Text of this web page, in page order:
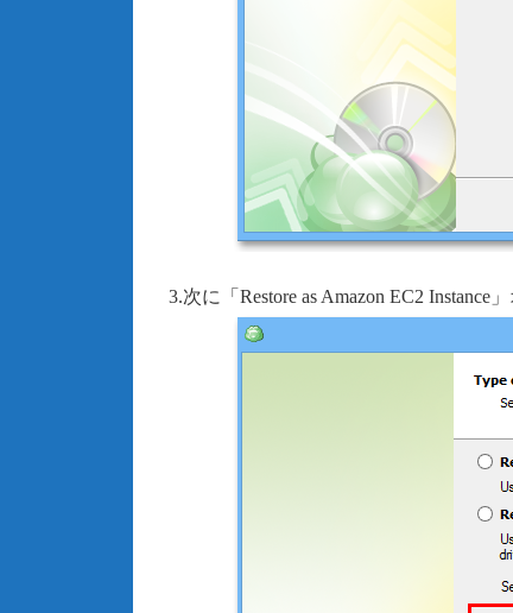
3.次に「Restore as Amazon EC2 Instance